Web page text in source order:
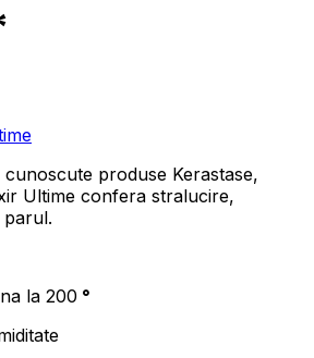
produse Kerastase,
Ultime confera stralucire,
parul.
la 200 °